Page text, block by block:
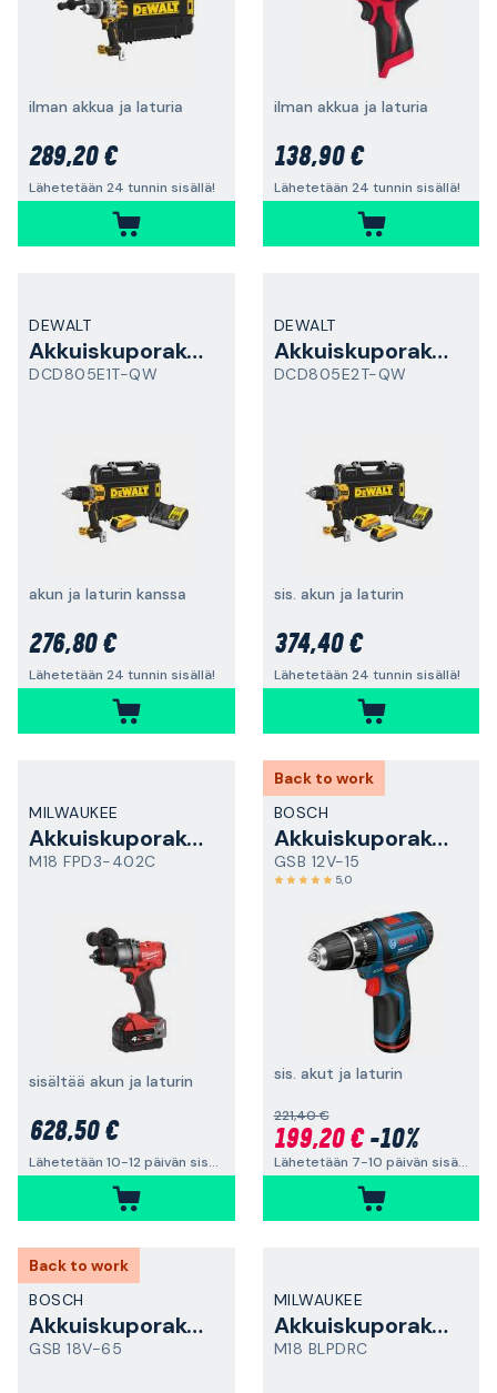
ilman akkua ja laturia
289,20 €
Lähetetään 24 tunnin sisällä!
ilman akkua ja laturia
138,90 €
Lähetetään 24 tunnin sisällä!
DEWALT
Akkuiskuporakone
DCD805E1T-QW
akun ja laturin kanssa
276,80 €
Lähetetään 24 tunnin sisällä!
DEWALT
Akkuiskuporakone
DCD805E2T-QW
sis. akun ja laturin
374,40 €
Lähetetään 24 tunnin sisällä!
MILWAUKEE
Akkuiskuporakone
M18 FPD3-402C
sisältää akun ja laturin
628,50 €
Lähetetään 10-12 päivän sisällä
Back to work
BOSCH
Akkuiskuporakone
GSB 12V-15
5,0
sis. akut ja laturin
221,40 €
199,20 €-10%
Lähetetään 7-10 päivän sisällä
Back to work
BOSCH
Akkuiskuporakone
GSB 18V-65
MILWAUKEE
Akkuiskuporakone
M18 BLPDRC